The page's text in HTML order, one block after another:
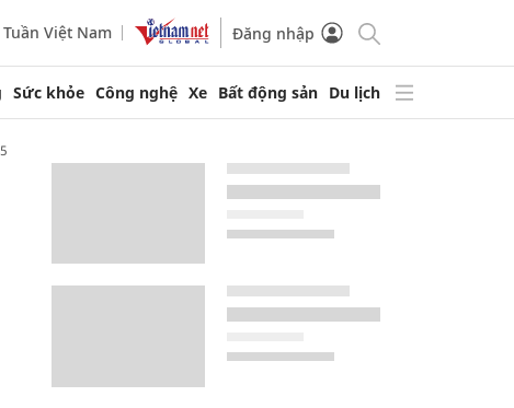
Tuần Việt Nam Đăng nhập
Sức khỏe Công nghệ Xe Bất động sản Du lịch